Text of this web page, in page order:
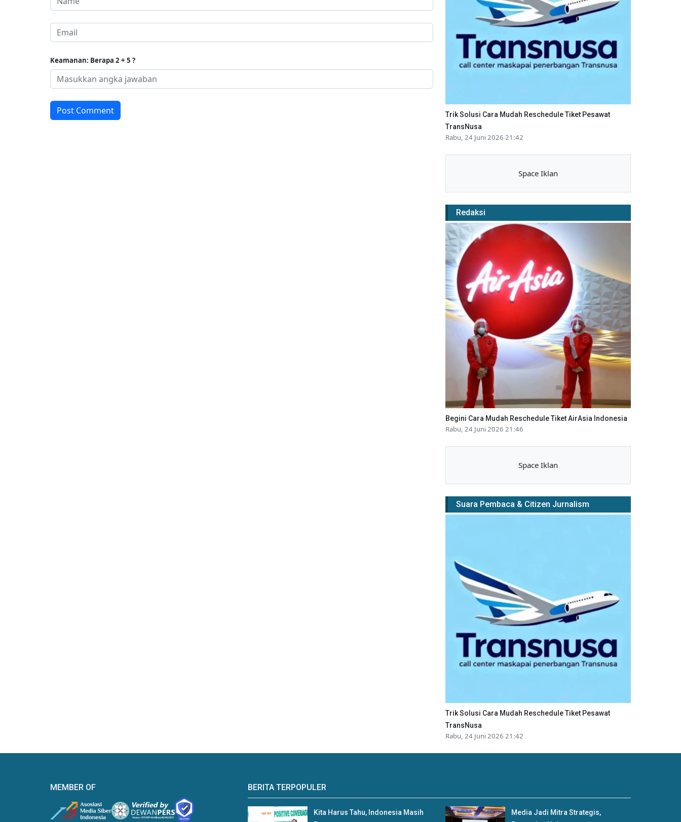
Keamanan: Berapa 2 + 5 ?
Post Comment
Trik Solusi Cara Mudah Reschedule Tiket Pesawat
TransNusa
Rabu, 24 Juni 2026 21:42
Space Iklan
Redaksi
Begini Cara Mudah Reschedule Tiket AirAsia Indonesia
Rabu, 24 Juni 2026 21:46
Space Iklan
Suara Pembaca & Citizen Jurnalism
Trik Solusi Cara Mudah Reschedule Tiket Pesawat
TransNusa
Rabu, 24 Juni 2026 21:42
MEMBER OF BERITA TERPOPULER
Kita Harus Tahu, Indonesia Masih
Media Jadi Mitra Strategis,